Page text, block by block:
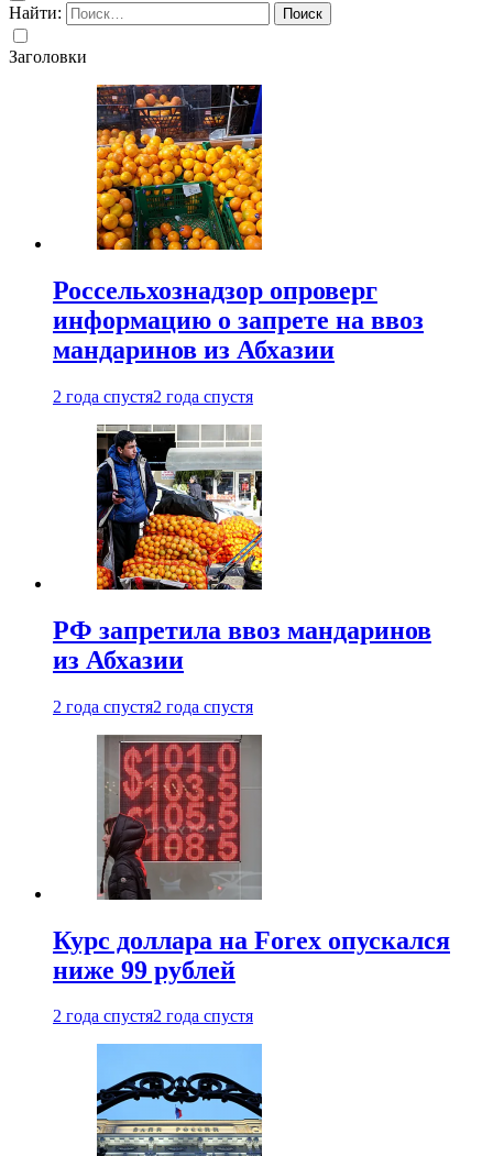
Найти:
Заголовки
Россельхознадзор опроверг
информацию о запрете на ввоз
мандаринов из Абхазии
2 года спустя2 года спустя
РФ запретила ввоз мандаринов
из Абхазии
2 года спустя2 года спустя
Курс доллара на Forex опускался
ниже 99 рублей
2 года спустя2 года спустя